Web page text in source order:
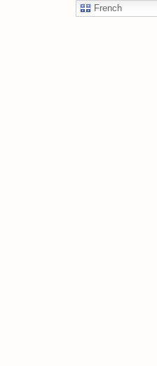
French